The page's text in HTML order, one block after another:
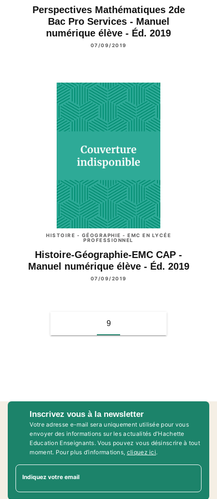
Perspectives Mathématiques 2de
Bac Pro Services - Manuel
numérique élève - Éd. 2019
07/09/2019
HISTOIRE - GÉOGRAPHIE - EMC EN LYCÉE
PROFESSIONNEL
Histoire-Géographie-EMC CAP -
Manuel numérique élève - Éd. 2019
07/09/2019
9
Inscrivez vous à la newsletter
Votre adresse e-mail sera uniquement utilisée pour vous
envoyer des informations sur les actualités d'Hachette
Education Enseignants. Vous pouvez vous désinscrire à tout
moment. Pour plus d’informations, cliquez ici.
Indiquez votre email